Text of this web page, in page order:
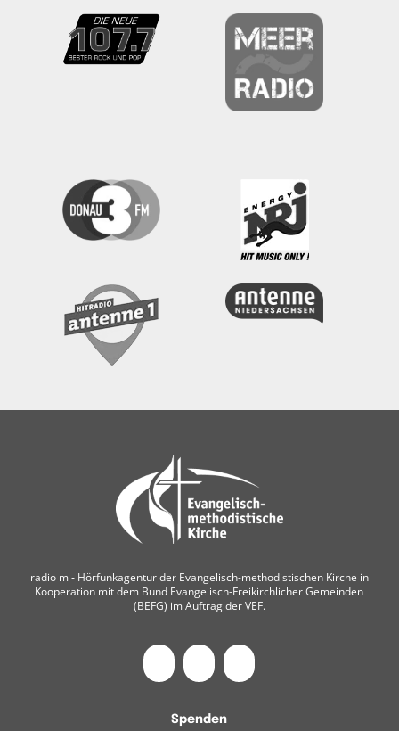
radio m ‐ Hörfunkagentur der Evangelisch-methodistischen Kirche in
Kooperation mit dem Bund Evangelisch-Freikirchlicher Gemeinden
(BEFG) im Auftrag der VEF.
Spenden